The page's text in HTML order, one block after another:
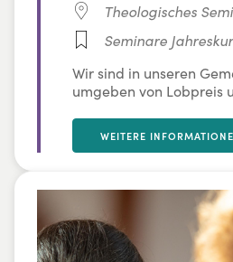
Theologisches
Seminare
Wir sind in unseren
umgeben von Lobpreis
was sagt eigentlich die
werden uns
Suche nach möglichen
WEITERE